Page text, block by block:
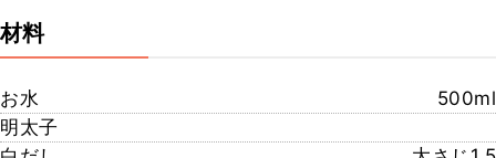
材料
お水
500ml
明太子